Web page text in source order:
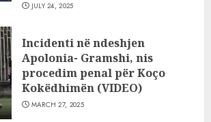
JULY 24, 2025
Incidenti në ndeshjen
Apolonia- Gramshi, nis
procedim penal për Koço
Kokëdhimën (VIDEO)
MARCH 27, 2025